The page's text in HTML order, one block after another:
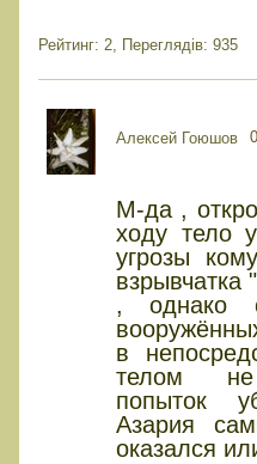
Рейтинг: 2, Переглядів: 935
Алексей Гоюшов
М-да ,
ходу тело
угрозы
взрывчатка
, однако
в
телом не
попыток
Азария
оказался